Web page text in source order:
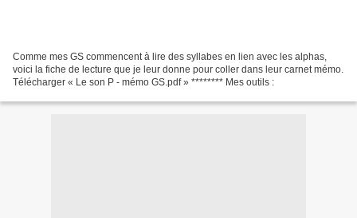
Comme mes GS commencent à lire des syllabes en lien avec les alphas,
voici la fiche de lecture que je leur donne pour coller dans leur carnet mémo.
Télécharger « Le son P - mémo GS.pdf » ******** Mes outils :